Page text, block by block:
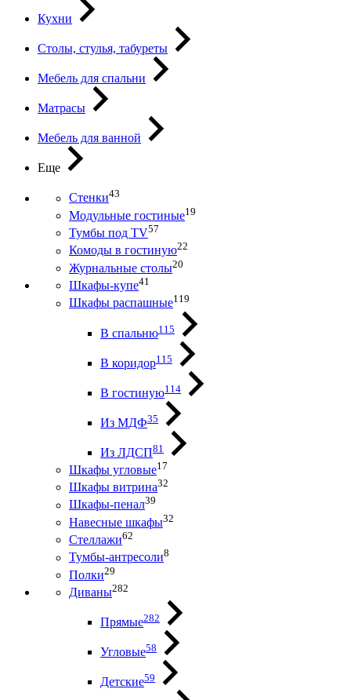
Кухни
Столы, стулья, табуреты
Мебель для спальни
Матрасы
Мебель для ванной
Еще
Стенки43
Модульные гостиные19
Тумбы под ТV57
Комоды в гостиную22
Журнальные столы20
Шкафы-купе41
Шкафы распашные119
В спальню115
В коридор115
В гостиную114
Из МДФ35
Из ЛДСП81
Шкафы угловые17
Шкафы витрина32
Шкафы-пенал39
Навесные шкафы32
Стеллажи62
Тумбы-антресоли8
Полки29
Диваны282
Прямые282
Угловые58
Детские59